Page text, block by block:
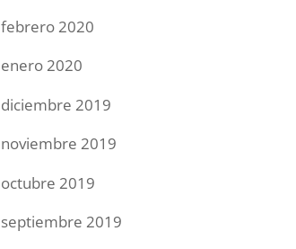
febrero 2020
enero 2020
diciembre 2019
noviembre 2019
octubre 2019
septiembre 2019